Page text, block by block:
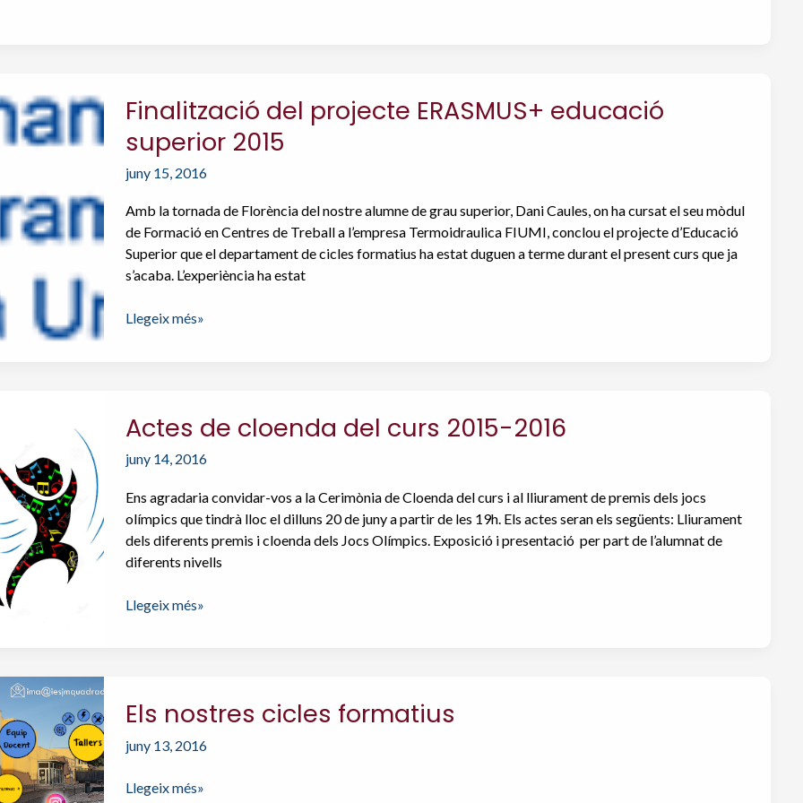
Finalització del projecte ERASMUS+ educació
superior 2015
juny 15, 2016
Amb la tornada de Florència del nostre alumne de grau superior, Dani Caules, on ha cursat el seu mòdul
de Formació en Centres de Treball a l’empresa Termoidraulica FIUMI, conclou el projecte d’Educació
Superior que el departament de cicles formatius ha estat duguen a terme durant el present curs que ja
s’acaba. L’experiència ha estat
Finalització
superior
Llegeix més»
Actes de cloenda del curs 2015-2016
juny 14, 2016
Ens agradaria convidar-vos a la Cerimònia de Cloenda del curs i al lliurament de premis dels jocs
olímpics que tindrà lloc el dilluns 20 de juny a partir de les 19h. Els actes seran els següents: Lliurament
dels diferents premis i cloenda dels Jocs Olímpics. Exposició i presentació per part de l’alumnat de
diferents nivells
Actes
2015-
Llegeix més»
Els nostres cicles formatius
juny 13, 2016
Els
Llegeix més»